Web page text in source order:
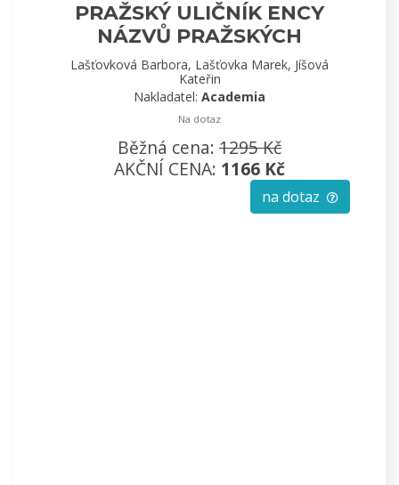
PRAŽSKÝ ULIČNÍK ENCY
NÁZVŮ PRAŽSKÝCH
VEŘEJNÝCH PROSTRANSTVÍ
Lašťovková Barbora, Lašťovka Marek, Jíšová
Kateřin
Nakladatel: Academia
Na dotaz
Běžná cena: 1295 Kč
AKČNÍ CENA: 1166 Kč
na dotaz